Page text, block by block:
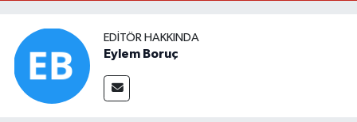
EDITÖR HAKKINDA
Eylem Boruç